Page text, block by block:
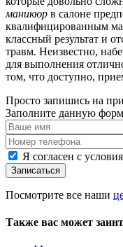
маникюр в салоне
квалифицированным
классный результат и
травм. Неизвестно,
для выполнения
том, что доступно,
Просто запишись на
Заполните данную
Я согласен с
Записаться
Посмотрите все наши
Также вас может